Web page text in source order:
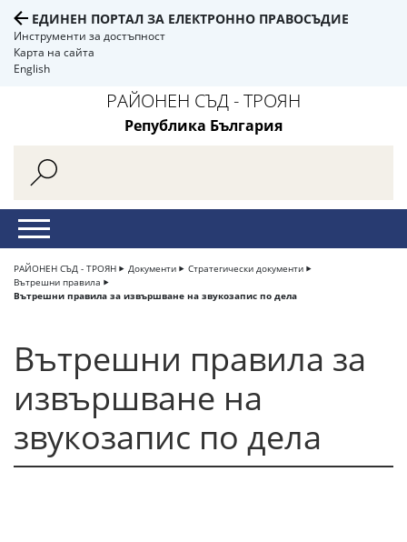
ЕДИНЕН ПОРТАЛ ЗА ЕЛЕКТРОННО ПРАВОСЪДИЕ
Инструменти за достъпност
Карта на сайта
English
РАЙОНЕН СЪД - ТРОЯН
Република България
РАЙОНЕН СЪД - ТРОЯН Документи
Стратегически документи
Вътрешни правила
Вътрешни правила за извършване на звукозапис по дела
Вътрешни правила за
извършване на
звукозапис по дела